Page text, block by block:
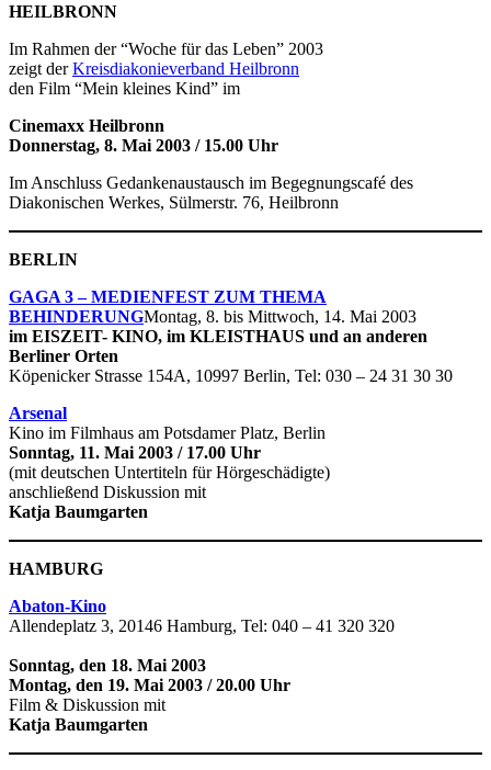
HEILBRONN
Im Rahmen der “Woche für das Leben” 2003
zeigt derKreisdiakonieverband Heilbronn
den Film “Mein kleines Kind” im
Cinemaxx Heilbronn
Donnerstag, 8. Mai 2003 / 15.00 Uhr
Im Anschluss Gedankenaustausch im Begegnungscafé des
Diakonischen Werkes, Sülmerstr. 76, Heilbronn
BERLIN
GAGA 3 – MEDIENFEST ZUM THEMA
BEHINDERUNGMontag, 8. bis Mittwoch, 14. Mai 2003
im EISZEIT- KINO, im KLEISTHAUS und an anderen
Berliner Orten
Köpenicker Strasse 154A, 10997 Berlin, Tel: 030 – 24 31 30 30
Arsenal
Kino im Filmhaus am Potsdamer Platz, Berlin
Sonntag, 11. Mai 2003 / 17.00 Uhr
(mit deutschen Untertiteln für Hörgeschädigte)
anschließend Diskussion mit
Katja Baumgarten
HAMBURG
Abaton-Kino
Allendeplatz 3, 20146 Hamburg, Tel: 040 – 41 320 320
Sonntag, den 18. Mai 2003
Montag, den 19. Mai 2003 / 20.00 Uhr
Film & Diskussion mit
Katja Baumgarten